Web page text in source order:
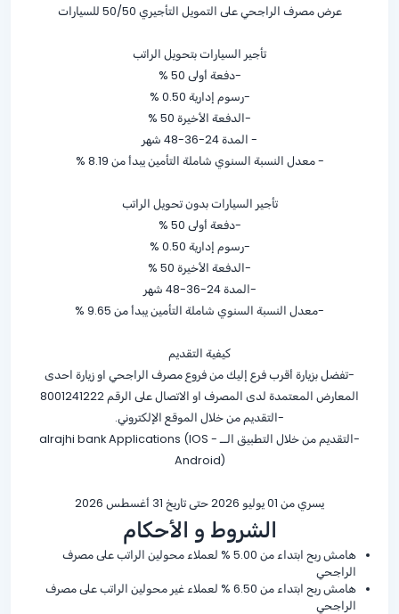
عرض مصرف الراجحي على التمويل التأجيري 50/50 للسيارات
تأجير السيارات بتحويل الراتب
-دفعة أولى % 50
-رسوم إدارية % 0.50
-الدفعة الأخيرة % 50
- المدة 24-36-48 شهر
- معدل النسبة السنوي شاملة التأمين يبدأ من % 8.19
تأجير السيارات بدون تحويل الراتب
-دفعة أولى % 50
-رسوم إدارية % 0.50
-الدفعة الأخيرة % 50
-المدة 24-36-48 شهر
-معدل النسبة السنوي شاملة التأمين يبدأ من % 9.65
كيفية التقديم
-تفضل بزيارة أقرب فرع إليك من فروع مصرف الراجحي او زيارة احدى
المعارض المعتمدة لدى المصرف او الاتصال على الرقم 8001241222
-التقديم من خلال الموقع الإلكتروني.
-التقديم من خلال التطبيق الــ alrajhi bank Applications (IOS -
Android)
يسري من 01 يوليو 2026 حتى تاريخ 31 أغسطس 2026
الشروط و الأحكام
هامش ربح ابتداء من % 5.00 لعملاء محولين الراتب على مصرف
الراجحي
هامش ربح ابتداء من % 6.50 لعملاء غير محولين الراتب على مصرف
الراجحي